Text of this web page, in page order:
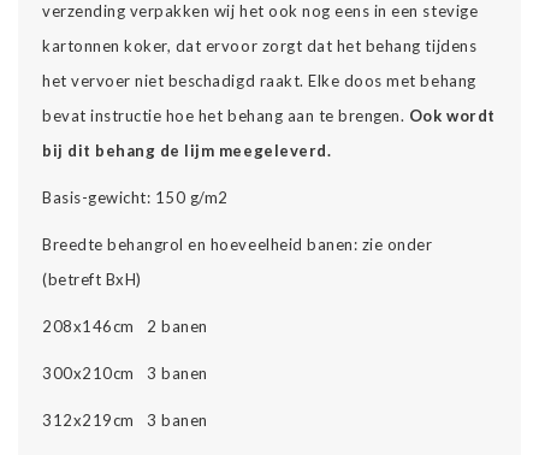
verzending verpakken wij het ook nog eens in een stevige
kartonnen koker, dat ervoor zorgt dat het behang tijdens
het vervoer niet beschadigd raakt. Elke doos met behang
bevat instructie hoe het behang aan te brengen. Ook wordt
bij dit behang de lijm meegeleverd.
Basis-gewicht: 150 g/m2
Breedte behangrol en hoeveelheid banen: zie onder
(betreft BxH)
208x146cm 2 banen
300x210cm 3 banen
312x219cm 3 banen